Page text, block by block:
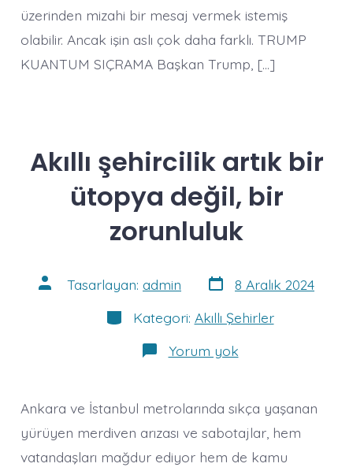
üzerinden mizahi bir mesaj vermek istemiş
olabilir. Ancak işin aslı çok daha farklı. TRUMP
KUANTUM SIÇRAMA Başkan Trump, […]
Akıllı şehircilik artık bir
ütopya değil, bir
zorunluluk
Yazının
yazarı
Tasarlayan: admin Yazı
tarihi
8 Aralık 2024
Kategoriler
Kategori: Akıllı Şehirler
Yorum yokAkıllı
şehircilik
ütopya
değil,
bir
zorunluluk
Ankara ve İstanbul metrolarında sıkça yaşanan
yürüyen merdiven arızası ve sabotajlar, hem
vatandaşları mağdur ediyor hem de kamu